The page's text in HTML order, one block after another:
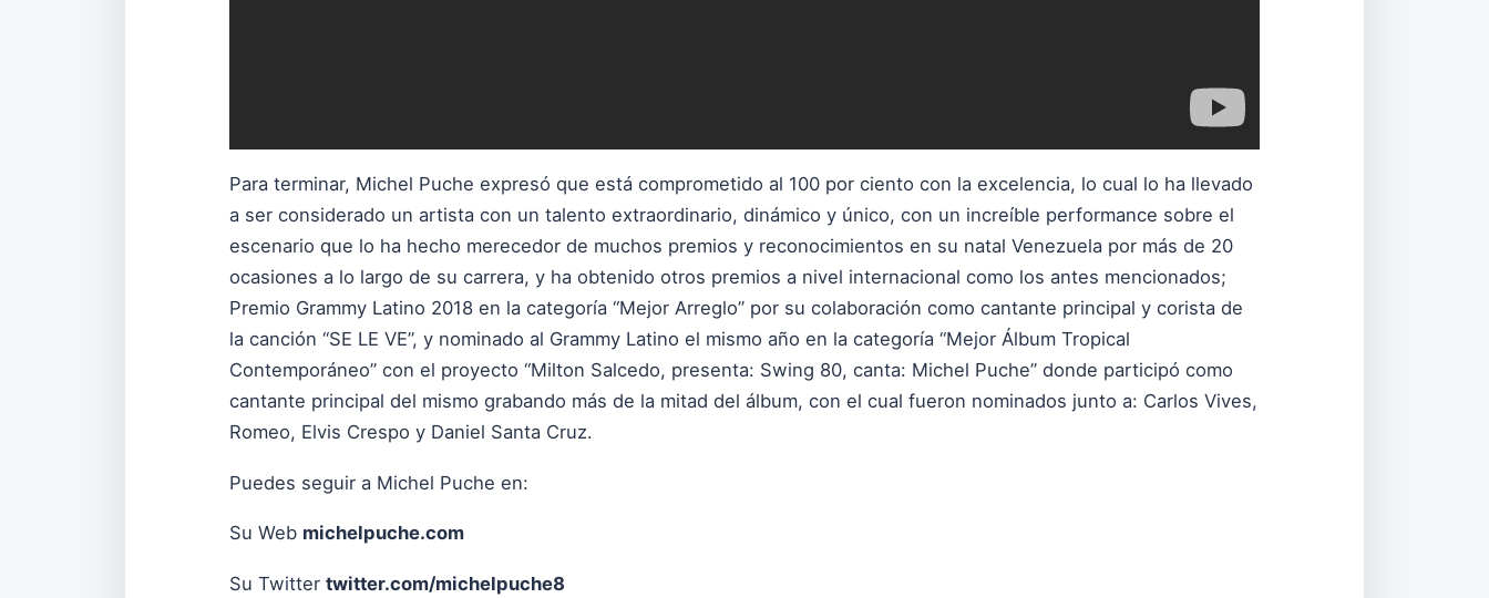
Para terminar, Michel Puche expresó que está comprometido al 100 por ciento con la excelencia, lo cual lo ha llevado
a ser considerado un artista con un talento extraordinario, dinámico y único, con un increíble performance sobre el
escenario que lo ha hecho merecedor de muchos premios y reconocimientos en su natal Venezuela por más de 20
ocasiones a lo largo de su carrera, y ha obtenido otros premios a nivel internacional como los antes mencionados;
Premio Grammy Latino 2018 en la categoría “Mejor Arreglo” por su colaboración como cantante principal y corista de
la canción “SE LE VE”, y nominado al Grammy Latino el mismo año en la categoría “Mejor Álbum Tropical
Contemporáneo” con el proyecto “Milton Salcedo, presenta: Swing 80, canta: Michel Puche” donde participó como
cantante principal del mismo grabando más de la mitad del álbum, con el cual fueron nominados junto a: Carlos Vives,
Romeo, Elvis Crespo y Daniel Santa Cruz.
Puedes seguir a Michel Puche en:
Su Web michelpuche.com
Su Twitter twitter.com/michelpuche8